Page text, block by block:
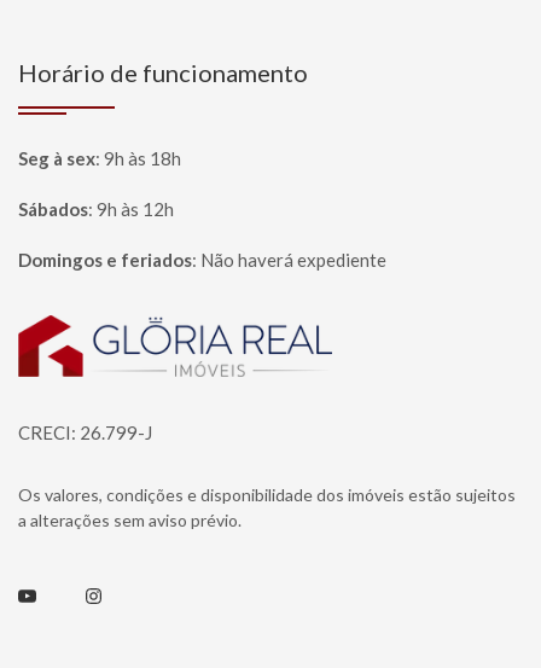
Horário de funcionamento
Seg à sex: 9h às 18h
Sábados: 9h às 12h
Domingos e feriados: Não haverá expediente
Página inicial
CRECI: 26.799-J
Os valores, condições e disponibilidade dos imóveis estão sujeitos
a alterações sem aviso prévio.
Youtube Instagram